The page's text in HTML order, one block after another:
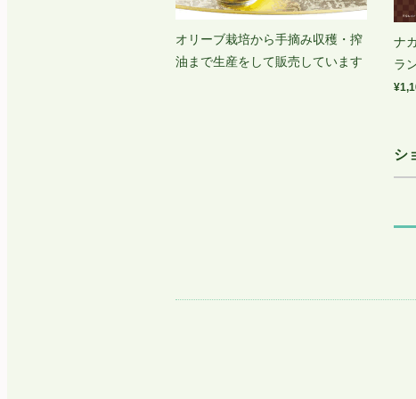
ナ
ラ
シ
オリーブ栽培から手摘み収穫・搾
油まで生産をして販売しています